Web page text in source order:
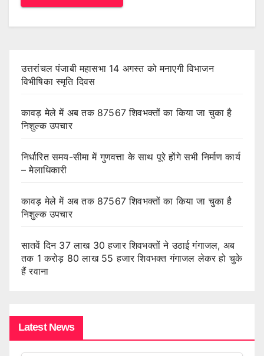
उत्तरांचल पंजाबी महासभा 14 अगस्त को मनाएगी विभाजन
विभीषिका स्मृति दिवस
कावड़ मेले में अब तक 87567 शिवभक्तों का किया जा चुका है
निशुल्क उपचार
निर्धारित समय-सीमा में गुणवत्ता के साथ पूरे होंगे सभी निर्माण कार्य
– मेलाधिकारी
कावड़ मेले में अब तक 87567 शिवभक्तों का किया जा चुका है
निशुल्क उपचार
सातवें दिन 37 लाख 30 हजार शिवभक्तों ने उठाई गंगाजल, अब
तक 1 करोड़ 80 लाख 55 हजार शिवभक्त गंगाजल लेकर हो चुके
हैं रवाना
Latest News